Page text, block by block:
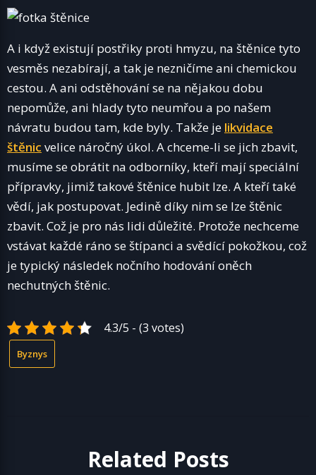
A i když existují postřiky proti hmyzu, na štěnice tyto
vesměs nezabírají, a tak je nezničíme ani chemickou
cestou. A ani odstěhování se na nějakou dobu
nepomůže, ani hlady tyto neumřou a po našem
návratu budou tam, kde byly. Takže je likvidace
štěnic velice náročný úkol. A chceme-li se jich zbavit,
musíme se obrátit na odborníky, kteří mají speciální
přípravky, jimiž takové štěnice hubit lze. A kteří také
vědí, jak postupovat. Jedině díky nim se lze štěnic
zbavit. Což je pro nás lidi důležité. Protože nechceme
vstávat každé ráno se štípanci a svědící pokožkou, což
je typický následek nočního hodování oněch
nechutných štěnic.
4.3/5 - (3 votes)
Byznys
Related Posts